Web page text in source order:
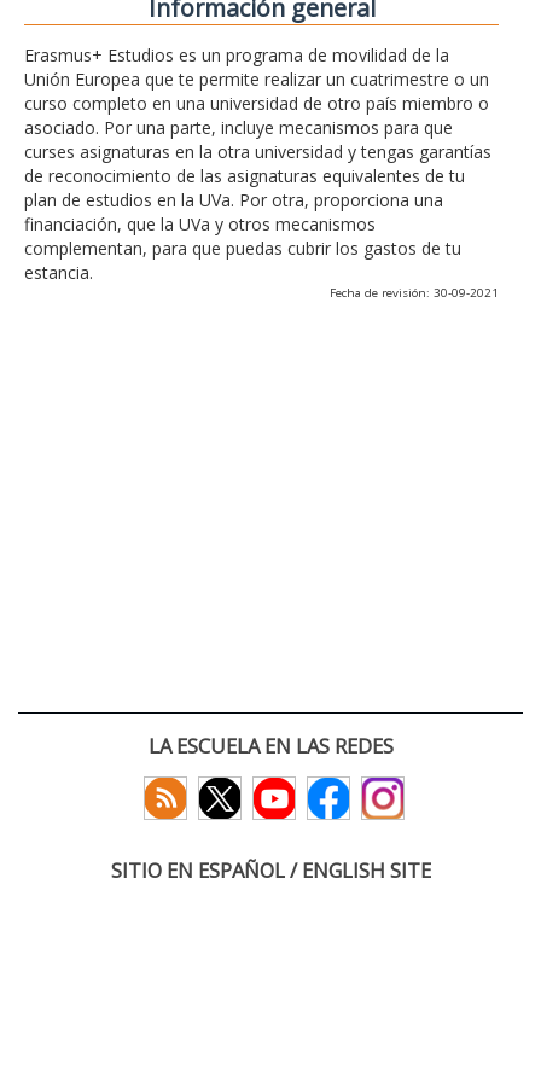
Información general
Erasmus+ Estudios es un programa de movilidad de la
Unión Europea que te permite realizar un cuatrimestre o un
curso completo en una universidad de otro país miembro o
asociado. Por una parte, incluye mecanismos para que
curses asignaturas en la otra universidad y tengas garantías
de reconocimiento de las asignaturas equivalentes de tu
plan de estudios en la UVa. Por otra, proporciona una
financiación, que la UVa y otros mecanismos
complementan, para que puedas cubrir los gastos de tu
estancia.
Fecha de revisión: 30-09-2021
LA ESCUELA EN LAS REDES
SITIO EN ESPAÑOL / ENGLISH SITE